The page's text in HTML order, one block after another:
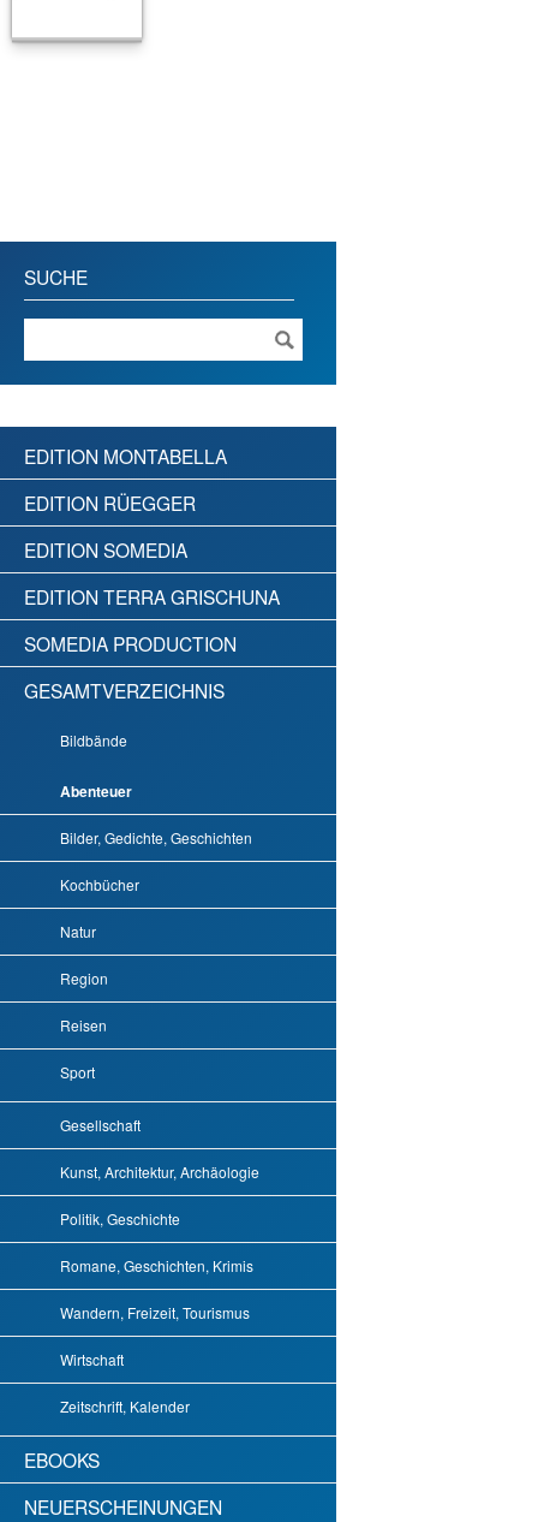
SUCHE
EDITION MONTABELLA
EDITION RÜEGGER
EDITION SOMEDIA
EDITION TERRA GRISCHUNA
SOMEDIA PRODUCTION
GESAMTVERZEICHNIS
Bildbände
Abenteuer
Bilder, Gedichte, Geschichten
Kochbücher
Natur
Region
Reisen
Sport
Gesellschaft
Kunst, Architektur, Archäologie
Politik, Geschichte
Romane, Geschichten, Krimis
Wandern, Freizeit, Tourismus
Wirtschaft
Zeitschrift, Kalender
EBOOKS
NEUERSCHEINUNGEN